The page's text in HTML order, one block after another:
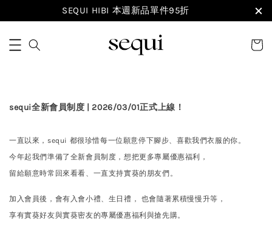
SEQUI HIBI 本週新品單件95折
sequi全新會員制度 | 2026/03/01正式上線！
一直以來，sequi 都很珍惜每一位願意停下腳步、喜歡我們衣服的你。
今年起我們準備了全新會員制度，想把更多專屬優惠福利，
留給願意時常回來看看、一直支持實葵的朋友們。
加入會員後，會有入會小禮、生日禮， 也會隨著累積慢慢升等，
享有實葵好友與實葵密友的專屬優惠福利與搶先購。